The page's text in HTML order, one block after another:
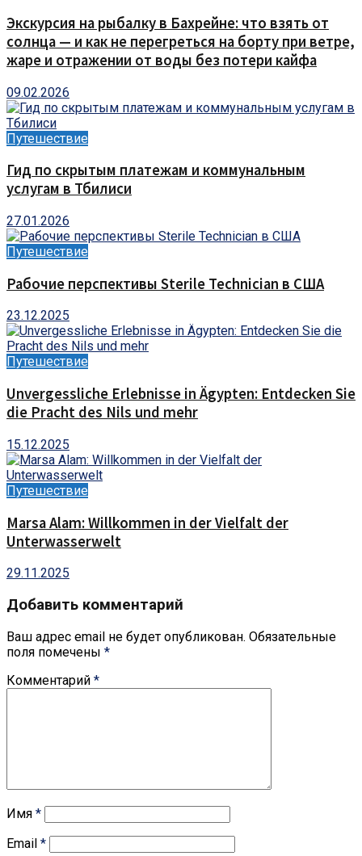
Экскурсия на рыбалку в Бахрейне: что взять от
солнца — и как не перегреться на борту при ветре,
жаре и отражении от воды без потери кайфа
09.02.2026
Путешествие
Гид по скрытым платежам и коммунальным
услугам в Тбилиси
27.01.2026
Путешествие
Рабочие перспективы Sterile Technician в США
23.12.2025
Путешествие
Unvergessliche Erlebnisse in Ägypten: Entdecken Sie
die Pracht des Nils und mehr
15.12.2025
Путешествие
Marsa Alam: Willkommen in der Vielfalt der
Unterwasserwelt
29.11.2025
Добавить комментарий
Ваш адрес email не будет опубликован. Обязательные
поля помечены *
Комментарий *
Имя *
Email *